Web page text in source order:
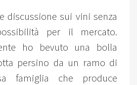
discussione sui vini senza
per il mercato.
ho bevuto una bolla
persino da un ramo di
famiglia che produce